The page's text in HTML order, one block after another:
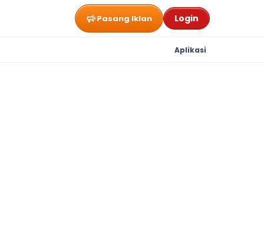
Pasang Iklan Login
Aplikasi